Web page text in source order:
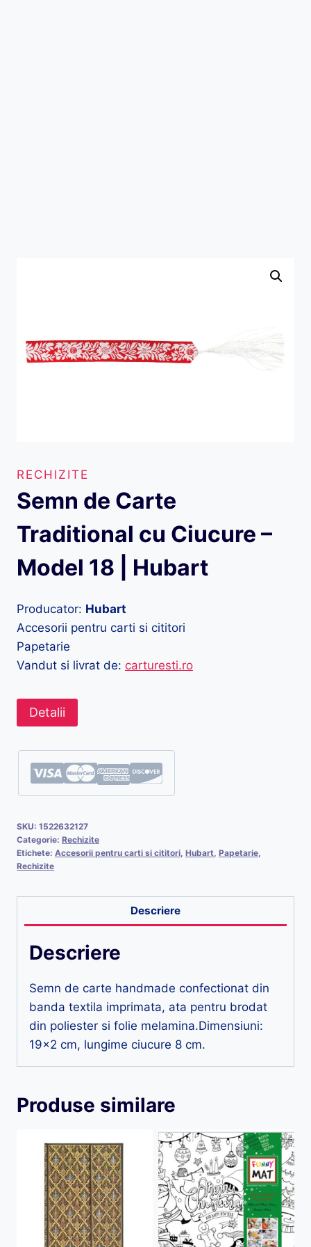
RECHIZITE
Semn de Carte
Traditional cu Ciucure –
Model 18 | Hubart
Producator: Hubart
Accesorii pentru carti si cititori
Papetarie
Vandut si livrat de: carturesti.ro
Detalii
SKU: 1522632127
Categorie: Rechizite
Etichete: Accesorii pentru carti si cititori Hubart Papetarie
Rechizite
Descriere
Descriere
Semn de carte handmade confectionat din
banda textila imprimata, ata pentru brodat
din poliester si folie melamina.Dimensiuni:
19×2 cm, lungime ciucure 8 cm.
Produse similare